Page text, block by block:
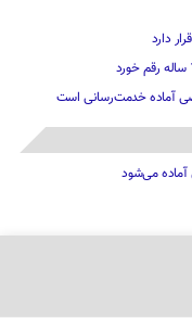
آماده خدمت‌رسانی است
آماده می‌شود